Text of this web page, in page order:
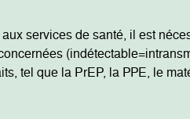
services de santé, il est
tel que la PrEP, la PPE, le